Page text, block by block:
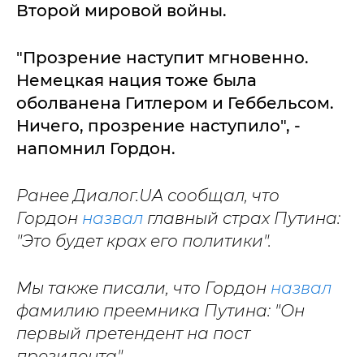
Второй мировой войны.
"Прозрение наступит мгновенно.
Немецкая нация тоже была
оболванена Гитлером и Геббельсом.
Ничего, прозрение наступило", -
напомнил Гордон.
Ранее Диалог.UA сообщал, что
Гордон назвал главный страх Путина:
"Это будет крах его политики".
Мы также писали, что Гордон назвал
фамилию преемника Путина: "Он
первый претендент на пост